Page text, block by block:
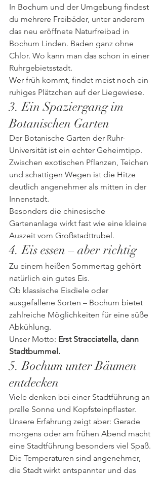
In Bochum und der Umgebung findest
du mehrere Freibäder, unter anderem
das neu eröffnete Naturfreibad in
Bochum Linden. Baden ganz ohne
Chlor. Wo kann man das schon in einer
Ruhrgebietsstadt.
Wer früh kommt, findet meist noch ein
ruhiges Plätzchen auf der Liegewiese.
3. Ein Spaziergang im
Botanischen Garten
Der Botanische Garten der Ruhr-
Universität ist ein echter Geheimtipp.
Zwischen exotischen Pflanzen, Teichen
und schattigen Wegen ist die Hitze
deutlich angenehmer als mitten in der
Innenstadt.
Besonders die chinesische
Gartenanlage wirkt fast wie eine kleine
Auszeit vom Großstadttrubel.
4. Eis essen – aber richtig
Zu einem heißen Sommertag gehört
natürlich ein gutes Eis.
Ob klassische Eisdiele oder
ausgefallene Sorten – Bochum bietet
zahlreiche Möglichkeiten für eine süße
Abkühlung.
Unser Motto: Erst Stracciatella, dann
Stadtbummel.
5. Bochum unter Bäumen
entdecken
Viele denken bei einer Stadtführung an
pralle Sonne und Kopfsteinpflaster.
Unsere Erfahrung zeigt aber: Gerade
morgens oder am frühen Abend macht
eine Stadtführung besonders viel Spaß.
Die Temperaturen sind angenehmer,
die Stadt wirkt entspannter und das